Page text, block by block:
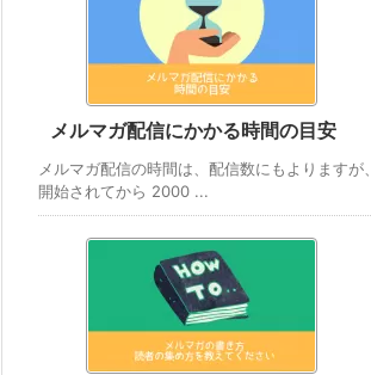
メルマガ配信にかかる時間の目安
メルマガ配信の時間は、配信数にもよりますが
開始されてから 2000 ...